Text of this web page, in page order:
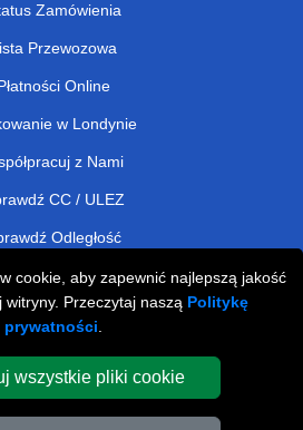
cookie, aby zapewnić najlepszą jakość
Przeczytaj naszą Politykę
prywatności
wszystkie pliki cookie
Zamówienia
Przewozowa
Online
w Londynie
z Nami
CC / ULEZ
Odległość
and Van Removals